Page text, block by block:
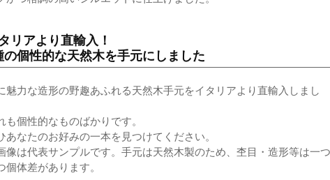
リアより直輸入！
の個性的な天然木を手元にしました
魅力な造形の野趣あふれる天然木手元をイタリアより直輸入しまし
も個性的なものばかりです。
あなたのお好みの一本を見つけてください。
像は代表サンプルです。手元は天然木製のため、杢目・造形等は一つ
個体差があります。